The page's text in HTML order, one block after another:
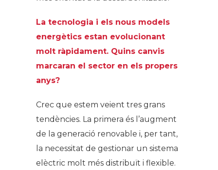
La tecnologia i els nous models
energètics estan evolucionant
molt ràpidament. Quins canvis
marcaran el sector en els propers
anys?
Crec que estem veient tres grans
tendències. La primera és l’augment
de la generació renovable i, per tant,
la necessitat de gestionar un sistema
elèctric molt més distribuït i flexible.